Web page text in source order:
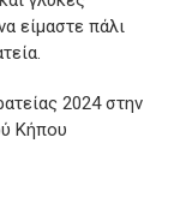
είμαστε πάλι
2024 στην
Κήπου